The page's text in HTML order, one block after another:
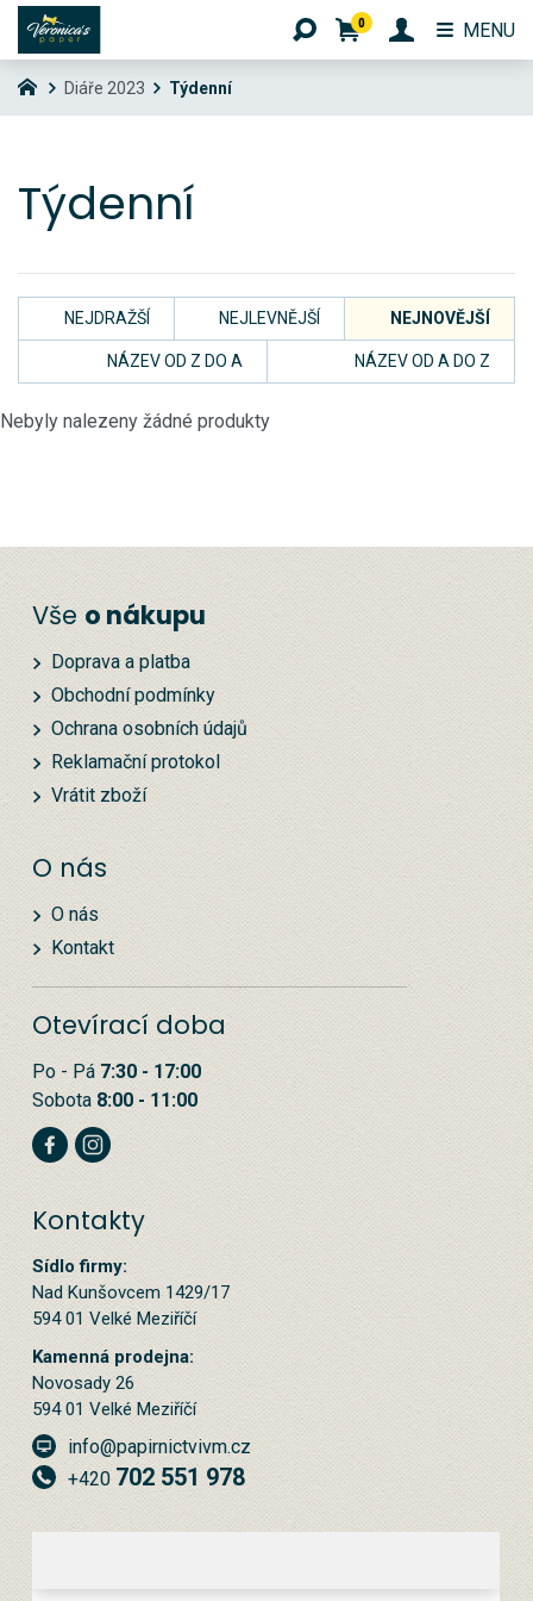
Diáře 2023 Týdenní
Týdenní
NEJDRAŽŠÍ NEJLEVNĚJŠÍ NEJNOVĚJŠÍ
NÁZEV OD Z DO A NÁZEV OD A DO Z
Nebyly nalezeny žádné produkty
Vše o nákupu
Doprava a platba
Obchodní podmínky
Ochrana osobních údajů
Reklamační protokol
Vrátit zboží
O nás
O nás
Kontakt
Otevírací doba
Po - Pá 7:30 - 17:00
Sobota 8:00 - 11:00
Kontakty
Sídlo firmy:
Nad Kunšovcem 1429/17
594 01 Velké Meziříčí
Kamenná prodejna:
Novosady 26
594 01 Velké Meziříčí
info@papirnictvivm.cz
+420 702 551 978
0 MENU